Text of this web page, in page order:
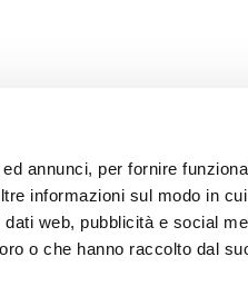
annunci, per fornire
informazioni sul modo in
web, pubblicità e social
o che hanno raccolto dal